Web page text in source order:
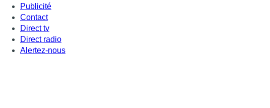
Publicité
Contact
Direct tv
Direct radio
Alertez-nous